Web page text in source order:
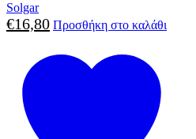
Solgar
€16,80 Προσθήκη στο καλάθι